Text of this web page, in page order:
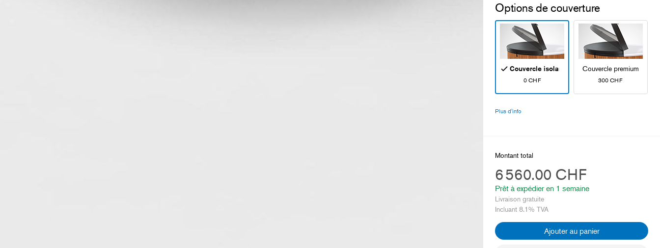
Options de couverture
Couvercle isolant
0 CHF
Couvercle premium
300 CHF
Plus d'info
Montant total
6 560.00 CHF
Prêt à expédier en 1 semaine
Livraison gratuite
Incluant 8.1% TVA
Ajouter au panier